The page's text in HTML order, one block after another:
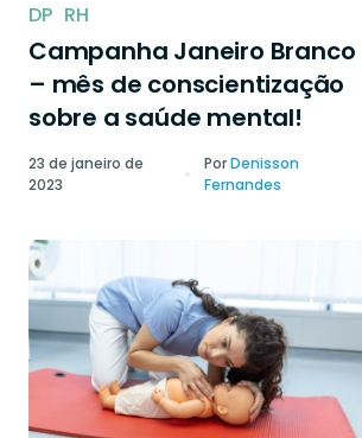
DP RH
Campanha Janeiro Branco
– mês de conscientização
sobre a saúde mental!
23 de janeiro de
2023
PorDenisson
Fernandes